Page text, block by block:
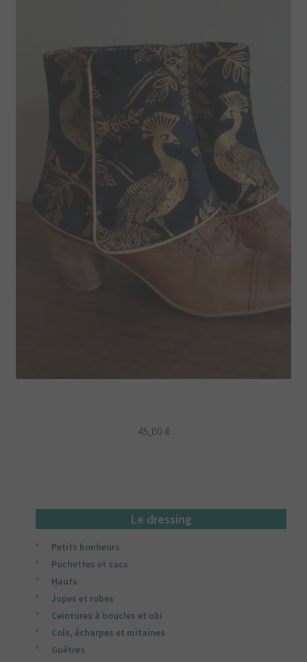
45,00 €
Le dressing
Petits bonheurs
Pochettes et sacs
Hauts
Jupes et robes
Ceintures à boucles et obi
Cols, écharpes et mitaines
Guêtres